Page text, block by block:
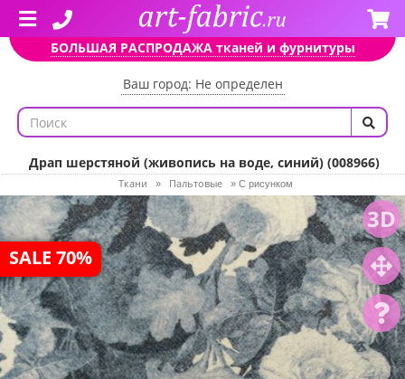
БОЛЬШАЯ РАСПРОДАЖА тканей и фурнитуры
Ваш город: Не определен
Драп шерстяной (живопись на воде, синий) (008966)
Ткани » Пальтовые » С рисунком
3D
SALE 70%